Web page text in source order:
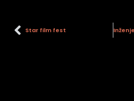
Star film fest
vida